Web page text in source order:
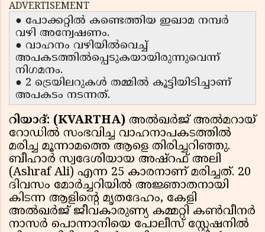
ADVERTISEMENT
● പോക്കറ്റില്‍ കണ്ടെത്തിയ ഇഖാമ നമ്പര്‍
വഴി അന്വേഷണം.
● വാഹനം വഴിയില്‍വെച്ച്
അപകടത്തില്‍പ്പെടുകയായിരുന്നുവെന്ന്
നിഗമനം.
● 2 ട്രെയിലറുകള്‍ തമ്മില്‍ കൂട്ടിയിടിച്ചാണ്
അപകടം നടന്നത്.
റിയാദ്: (KVARTHA) അല്‍ഖര്‍ജ് അല്‍മറായ്
റോഡില്‍ സംഭവിച്ച വാഹനാപകടത്തില്‍
മരിച്ച മൂന്നാമത്തെ ആളെ തിരിച്ചറിഞ്ഞു.
ബീഹാര്‍ സ്വദേശിയായ അഷ്‌റഫ് അലി
(Ashraf Ali) എന്ന 25 കാരനാണ് മരിച്ചത്. 20
ദിവസം മോര്‍ച്ചറിയില്‍ അജ്ഞാതനായി
കിടന്ന ആളിന്റെ മൃതദേഹം, കേളി
അല്‍ഖര്‍ജ് ജീവകാരുണ്യ കമ്മറ്റി കണ്‍വീനര്‍
നാസര്‍ പൊന്നാനിയെ പോലീസ് സ്റ്റേഷനില്‍